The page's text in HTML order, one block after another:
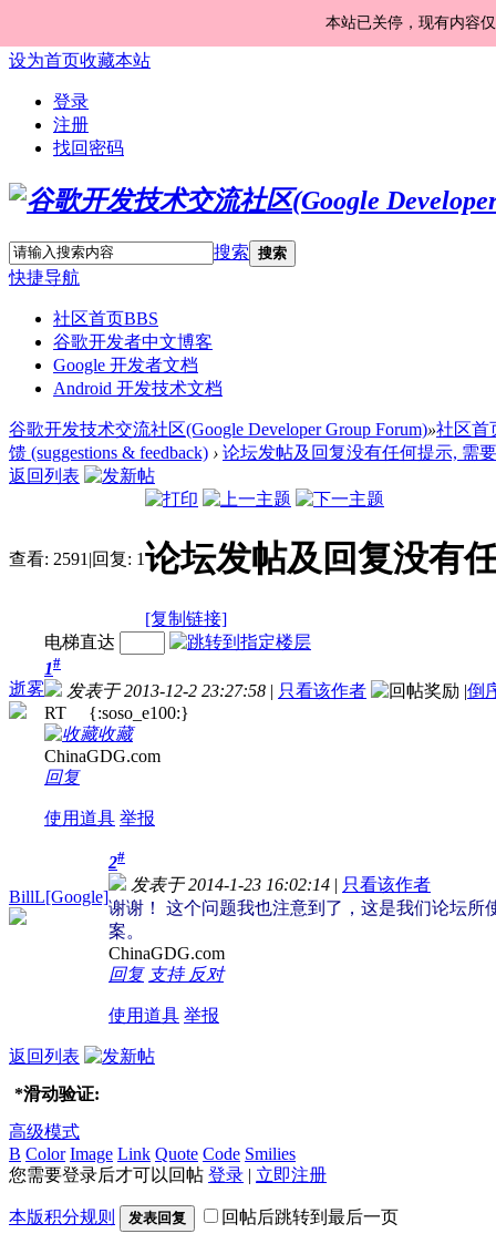
本站已关停，现有内容
设为首页收藏本站
登录
注册
找回密码
搜索 搜索
快捷导航
社区首页BBS
谷歌开发者中文博客
Google 开发者文档
Android 开发技术文档
谷歌开发技术交流社区(Google Developer Group Forum)»社区首
馈 (suggestions & feedback) › 论坛发帖及回复没有任何提示, 需
返回列表
查看: 2591 |回复: 1论坛发帖及回复没有
[复制链接]
逝雾
电梯直达
1#
发表于 2013-12-2 23:27:58 | 只看该作者 |倒
RT {:soso_e100:}
收藏
ChinaGDG.com
回复
使用道具 举报
BillL[Google]
2#
发表于 2014-1-23 16:02:14 | 只看该作者
谢谢！ 这个问题我也注意到了，这是我们论坛所
案。
ChinaGDG.com
回复 支持 反对
使用道具 举报
返回列表
*滑动验证:
高级模式
B Color Image Link Quote Code Smilies
您需要登录后才可以回帖 登录 | 立即注册
本版积分规则 发表回复 回帖后跳转到最后一页